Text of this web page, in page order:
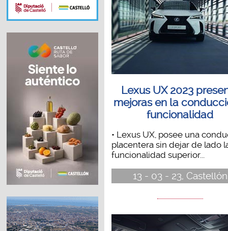
Lexus UX 2023
mejoras en la
funcionalidad
• Lexus UX, posee una
placentera sin dejar de lado
funcionalidad superior...
13 - 03 - 23, Castellón